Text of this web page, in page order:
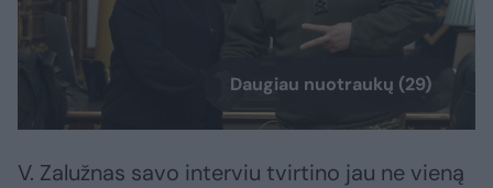
Daugiau nuotraukų (29)
V. Zalužnas savo interviu tvirtino jau ne vieną